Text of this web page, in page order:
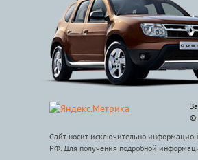
©
Сайт носит исключительно
РФ. Для получения подробной